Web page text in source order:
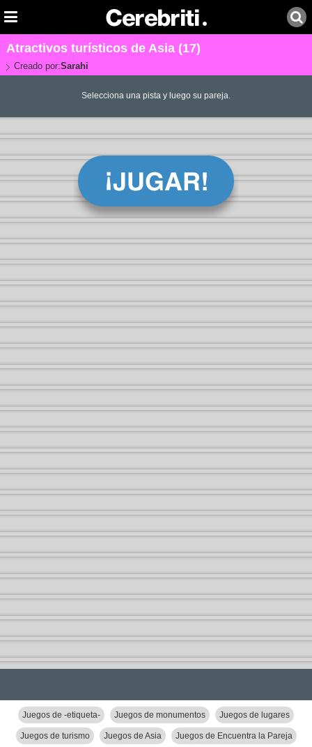
Atractivos turísticos de Asia (17)
Creado por:Sarahi
Selecciona una pista y luego su pareja.
Juegos de -etiqueta- Juegos de monumentos Juegos de lugares
Juegos de turismo Juegos de Asia Juegos de Encuentra la Pareja